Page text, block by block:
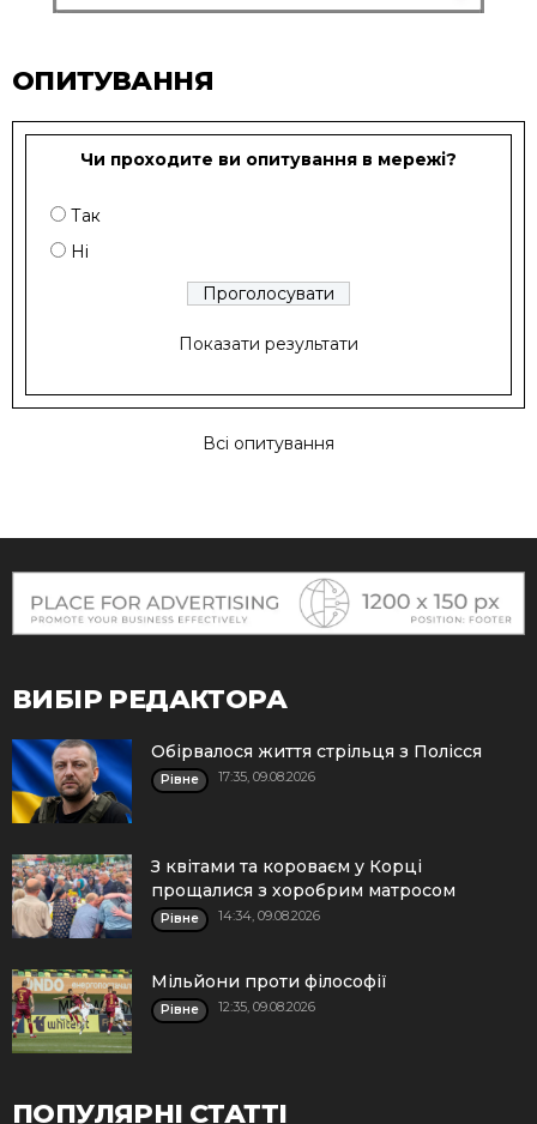
ОПИТУВАННЯ
Чи проходите ви опитування в мережі?
Так
Ні
Показати результати
Всі опитування
ВИБІР РЕДАКТОРА
Обірвалося життя стрільця з Полісся
Рівне 17:35, 09.08.2026
З квітами та короваєм у Корці
прощалися з хоробрим матросом
Рівне 14:34, 09.08.2026
Мільйони проти філософії
Рівне 12:35, 09.08.2026
ПОПУЛЯРНІ СТАТТІ